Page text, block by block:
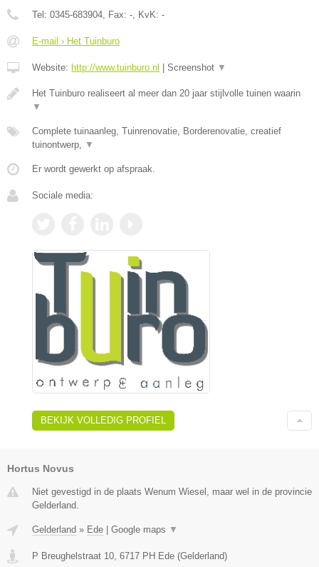
Tel: 0345-683904, Fax: -, KvK: -
E-mail › Het Tuinburo
Website: http://www.tuinburo.nl Screenshot ▼
Het Tuinburo realiseert al meer dan 20 jaar stijlvolle tuinen waarin
▼
Complete tuinaanleg, Tuinrenovatie, Borderenovatie, creatief
tuinontwerp, ▼
Er wordt gewerkt op afspraak.
Sociale media:
BEKIJK VOLLEDIG PROFIEL
Hortus Novus
Niet gevestigd in de plaats Wenum Wiesel, maar wel in de provincie
Gelderland.
Gelderland » Ede Google maps ▼
P Breughelstraat 10 6717 PH Ede (Gelderland)